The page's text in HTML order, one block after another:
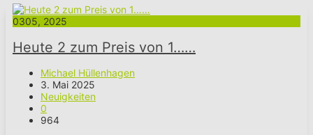
0305, 2025
Heute 2 zum Preis von 1……
Michael Hüllenhagen
3. Mai 2025
Neuigkeiten
0
964